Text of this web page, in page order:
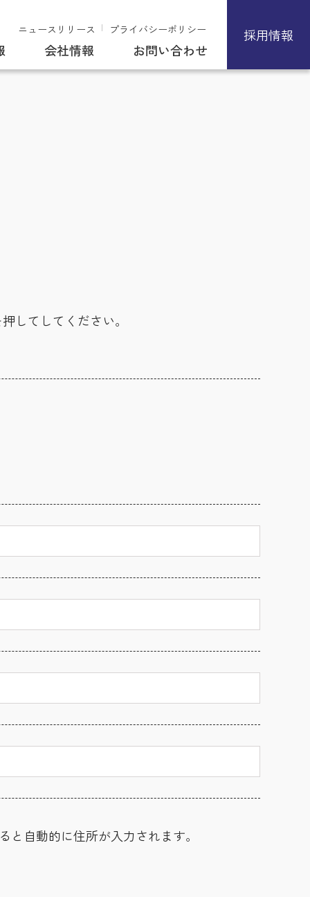
ニュースリリース プライバシーポリシー
会社情報 お問い合わせ
採用情報
してしてください。
と自動的に住所が入力されます。